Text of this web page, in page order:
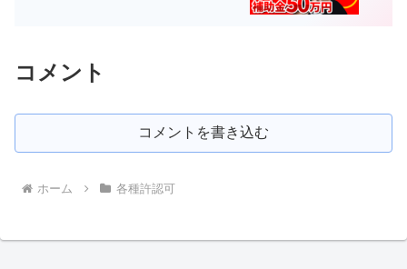
コメント
コメントを書き込む
ホーム 各種許認可